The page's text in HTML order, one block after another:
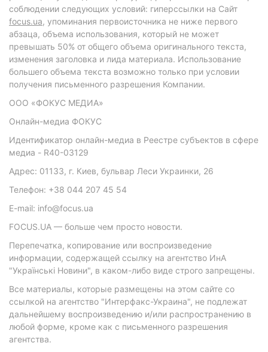
соблюдении следующих условий: гиперссылки на Сайт
focus.ua, упоминания первоисточника не ниже первого
абзаца, объема использования, который не может
превышать 50% от общего объема оригинального текста,
изменения заголовка и лида материала. Использование
большего объема текста возможно только при условии
получения письменного разрешения Компании.
ООО «ФОКУС МЕДИА»
Онлайн-медиа ФОКУС
Идентификатор онлайн-медиа в Реестре субъектов в сфере
медиа - R40-03129
Адрес: 01133, г. Киев, бульвар Леси Украинки, 26
Телефон: +38 044 207 45 54
E-mail: info@focus.ua
FOCUS.UA — больше чем просто новости.
Перепечатка, копирование или воспроизведение
информации, содержащей ссылку на агентство ИнА
"Українські Новини", в каком-либо виде строго запрещены.
Все материалы, которые размещены на этом сайте со
ссылкой на агентство "Интерфакс-Украина", не подлежат
дальнейшему воспроизведению и/или распространению в
любой форме, кроме как с письменного разрешения
агентства.